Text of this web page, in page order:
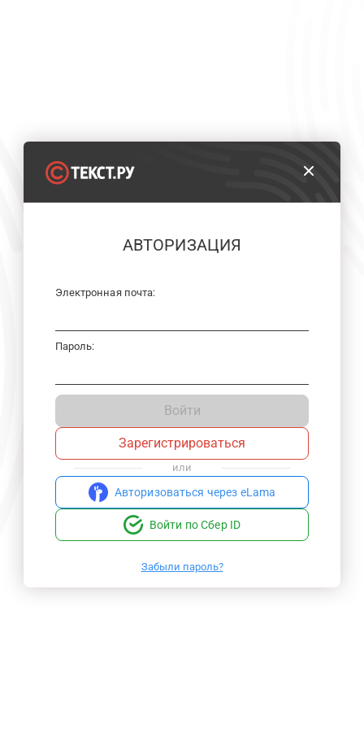
АВТОРИЗАЦИЯ
Электронная почта:
Пароль:
Войти
Зарегистрироваться
или
Авторизоваться через eLama
Войти по Сбер ID
Забыли пароль?